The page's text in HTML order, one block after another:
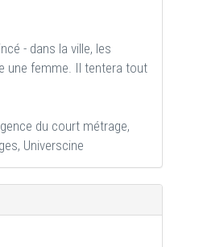
- dans la ville, les
une femme. Il tentera tout
du court métrage,
Universcine